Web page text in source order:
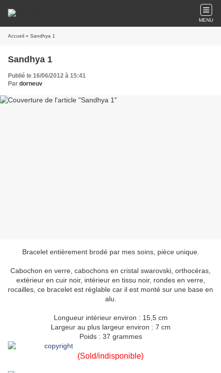
MENU
Accueil » Sandhya 1
Sandhya 1
Publié le 16/06/2012 à 15:41
Par dorneuv
Bracelet entièrement brodé par mes soins, pièce unique.
Cabochon en verre, cabochons en cristal swarovski, orthocéras,
extérieur en cuir noir, intérieur en tissu noir, rondes en verre,
rocailles, ce bracelet est réglable car il est monté sur une base en
alu.
Longueur intérieur environ : 15,5 cm
Largeur au plus largeur environ : 7 cm
Poids : 37 grammes
(Sold/indisponible)